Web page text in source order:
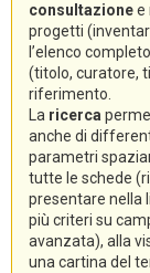
consultazionee
progetti
l’elenco
(titolo, curatore,
riferimento.
La ricerca
anche di
parametri
tutte le schede
presentare nella
più criteri su
avanzata), alla
una cartina del